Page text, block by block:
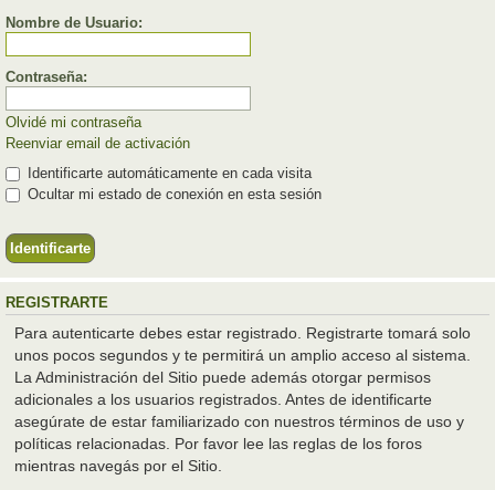
Nombre de Usuario:
Contraseña:
Olvidé mi contraseña
Reenviar email de activación
Identificarte automáticamente en cada visita
Ocultar mi estado de conexión en esta sesión
REGISTRARTE
Para autenticarte debes estar registrado. Registrarte tomará solo
unos pocos segundos y te permitirá un amplio acceso al sistema.
La Administración del Sitio puede además otorgar permisos
adicionales a los usuarios registrados. Antes de identificarte
asegúrate de estar familiarizado con nuestros términos de uso y
políticas relacionadas. Por favor lee las reglas de los foros
mientras navegás por el Sitio.